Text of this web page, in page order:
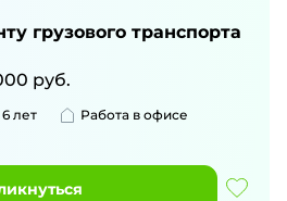
грузового транспорта
руб.
лет
Работа в офисе